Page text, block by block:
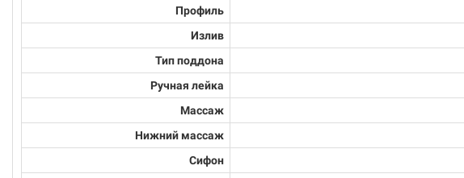
Профиль
Излив
Тип поддона
Ручная лейка
Массаж
Нижний массаж
Сифон